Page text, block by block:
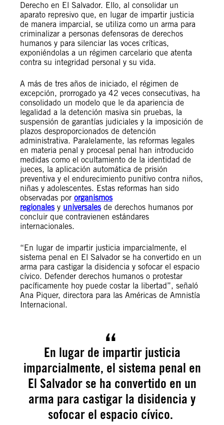
Derecho en El Salvador. Ello, al consolidar un
aparato represivo que, en lugar de impartir justicia
de manera imparcial, se utiliza como un arma para
criminalizar a personas defensoras de derechos
humanos y para silenciar las voces críticas,
exponiéndolas a un régimen carcelario que atenta
contra su integridad personal y su vida.
A más de tres años de iniciado, el régimen de
excepción, prorrogado ya 42 veces consecutivas, ha
consolidado un modelo que le da apariencia de
legalidad a la detención masiva sin pruebas, la
suspensión de garantías judiciales y la imposición de
plazos desproporcionados de detención
administrativa. Paralelamente, las reformas legales
en materia penal y procesal penal han introducido
medidas como el ocultamiento de la identidad de
jueces, la aplicación automática de prisión
preventiva y el endurecimiento punitivo contra niños,
niñas y adolescentes. Estas reformas han sido
observadas por organismos
regionalesy universalesde derechos humanos por
concluir que contravienen estándares
internacionales.
“En lugar de impartir justicia imparcialmente, el
sistema penal en El Salvador se ha convertido en un
arma para castigar la disidencia y sofocar el espacio
cívico. Defender derechos humanos o protestar
pacíficamente hoy puede costar la libertad”, señaló
Ana Piquer, directora para las Américas de Amnistía
Internacional.
En lugar de impartir justicia
imparcialmente, el sistema penal en
El Salvador se ha convertido en un
arma para castigar la disidencia y
sofocar el espacio cívico.